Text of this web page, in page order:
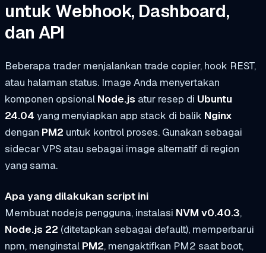
untuk Webhook, Dashboard,
dan API
Beberapa trader menjalankan trade copier, hook REST,
atau halaman status. Image Anda menyertakan
komponen opsional Node.js atur resep di Ubuntu
24.04 yang menyiapkan app stack di balik Nginx
dengan PM2 untuk kontrol proses. Gunakan sebagai
sidecar VPS atau sebagai image alternatif di region
yang sama.
Apa yang dilakukan script ini
Membuat nodejs pengguna, instalasi NVM v0.40.3,
Node.js 22 (ditetapkan sebagai default), memperbarui
npm, menginstal PM2, mengaktifkan PM2 saat boot,